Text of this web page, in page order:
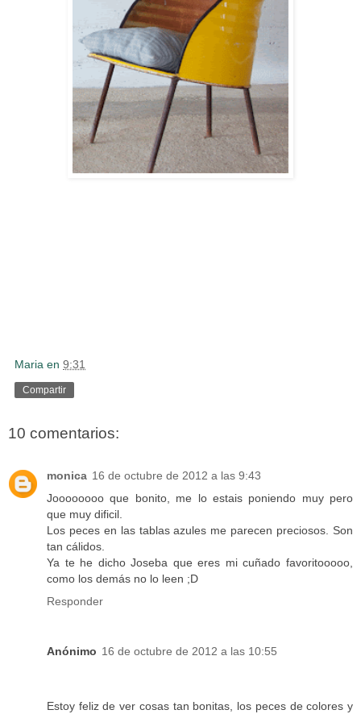
Maria en 9:31
Compartir
10 comentarios:
monica 16 de octubre de 2012 a las 9:43
Joooooooo que bonito, me lo estais poniendo muy pero
que muy dificil.
Los peces en las tablas azules me parecen preciosos. Son
tan cálidos.
Ya te he dicho Joseba que eres mi cuñado favoritooooo,
como los demás no lo leen ;D
Responder
Anónimo 16 de octubre de 2012 a las 10:55
Estoy feliz de ver cosas tan bonitas, los peces de colores y